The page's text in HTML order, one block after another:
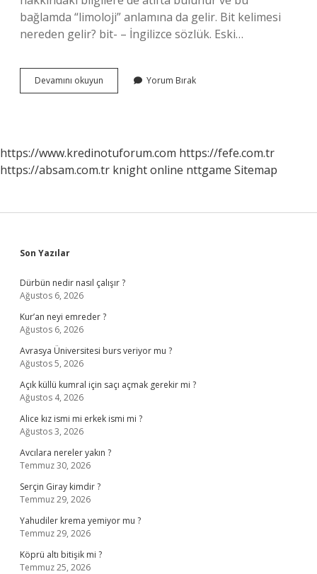
bağlamda “limoloji” anlamına da gelir. Bit kelimesi
nereden gelir? bit- – İngilizce sözlük. Eski…
Devamını okuyun
Kelimesinin
Yorum Bırak
https://www.kredinotuforum.com https://fefe.com.tr
https://absam.com.tr knight online nttgame Sitemap
Sidebar
Son Yazılar
Dürbün nedir nasıl çalışır ?
Ağustos 6, 2026
Kur’an neyi emreder ?
Ağustos 6, 2026
Avrasya Üniversitesi burs veriyor mu ?
Ağustos 5, 2026
Açık küllü kumral için saçı açmak gerekir mi ?
Ağustos 4, 2026
Alice kız ismi mi erkek ismi mi ?
Ağustos 3, 2026
Avcılara nereler yakın ?
Temmuz 30, 2026
Serçin Giray kimdir ?
Temmuz 29, 2026
Yahudiler krema yemiyor mu ?
Temmuz 29, 2026
Köprü altı bitişik mi ?
Temmuz 25, 2026